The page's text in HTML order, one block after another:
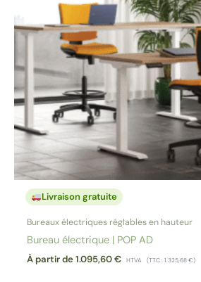
Livraison gratuite
Bureaux électriques réglables en hauteur
Bureau électrique | POP AD
À partir de1.095,60€ HTVA (TTC :1.325,68€)